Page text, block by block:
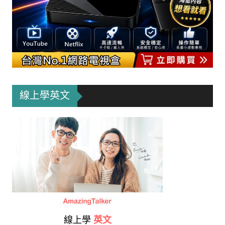
線上學英文
線上學 英文